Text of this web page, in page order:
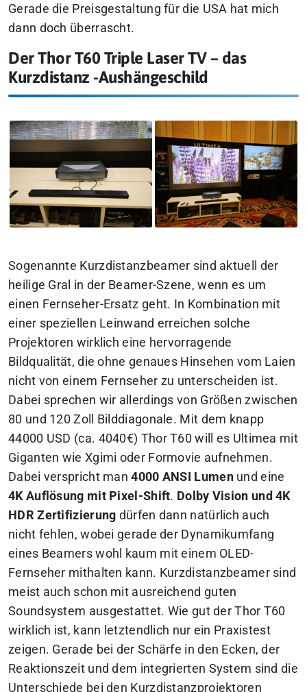
Gerade die Preisgestaltung für die USA hat mich
dann doch überrascht.
Der Thor T60 Triple Laser TV – das
Kurzdistanz -Aushängeschild
Sogenannte Kurzdistanzbeamer sind aktuell der
heilige Gral in der Beamer-Szene, wenn es um
einen Fernseher-Ersatz geht. In Kombination mit
einer speziellen Leinwand erreichen solche
Projektoren wirklich eine hervorragende
Bildqualität, die ohne genaues Hinsehen vom Laien
nicht von einem Fernseher zu unterscheiden ist.
Dabei sprechen wir allerdings von Größen zwischen
80 und 120 Zoll Bilddiagonale. Mit dem knapp
44000 USD (ca. 4040€) Thor T60 will es Ultimea mit
Giganten wie Xgimi oder Formovie aufnehmen.
Dabei verspricht man4000 ANSI Lumenund eine
4K Auflösung mit Pixel-Shift. Dolby Vision und 4K
HDR Zertifizierung dürfen dann natürlich auch
nicht fehlen, wobei gerade der Dynamikumfang
eines Beamers wohl kaum mit einem OLED-
Fernseher mithalten kann. Kurzdistanzbeamer sind
meist auch schon mit ausreichend guten
Soundsystem ausgestattet. Wie gut der Thor T60
wirklich ist, kann letztendlich nur ein Praxistest
zeigen. Gerade bei der Schärfe in den Ecken, der
Reaktionszeit und dem integrierten System sind die
Unterschiede bei den Kurzdistanzprojektoren